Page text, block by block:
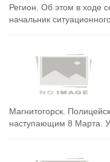
Регион. Об этом в ходе
начальник
Магнитогорск.
наступающим 8 Марта.